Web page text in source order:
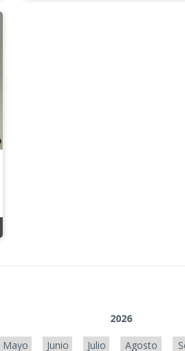
2026
Mayo Junio Julio Agosto